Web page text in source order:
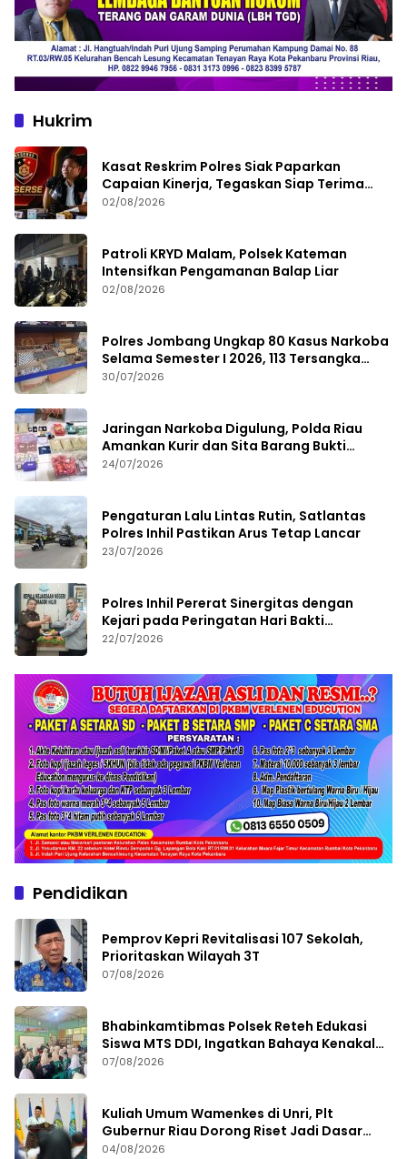
Hukrim
Kasat Reskrim Polres Siak Paparkan
Capaian Kinerja, Tegaskan Siap Terima
Kritik dan Evaluasi
02/08/2026
Patroli KRYD Malam, Polsek Kateman
Intensifkan Pengamanan Balap Liar
02/08/2026
Polres Jombang Ungkap 80 Kasus Narkoba
Selama Semester I 2026, 113 Tersangka
Diamankan
30/07/2026
Jaringan Narkoba Digulung, Polda Riau
Amankan Kurir dan Sita Barang Bukti
Bernilai Fantastis
24/07/2026
Pengaturan Lalu Lintas Rutin, Satlantas
Polres Inhil Pastikan Arus Tetap Lancar
23/07/2026
Polres Inhil Pererat Sinergitas dengan
Kejari pada Peringatan Hari Bakti
Adhyaksa ke-66
22/07/2026
Pendidikan
Pemprov Kepri Revitalisasi 107 Sekolah,
Prioritaskan Wilayah 3T
07/08/2026
Bhabinkamtibmas Polsek Reteh Edukasi
Siswa MTS DDI, Ingatkan Bahaya Kenakalan
Remaja
07/08/2026
Kuliah Umum Wamenkes di Unri, Plt
Gubernur Riau Dorong Riset Jadi Dasar
Kebijakan Kesehatan
04/08/2026